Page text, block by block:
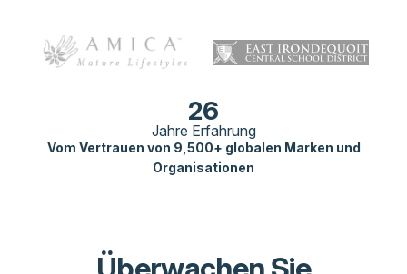
26
Jahre Erfahrung
Vom Vertrauen von 9,500+ globalen Marken und
Organisationen